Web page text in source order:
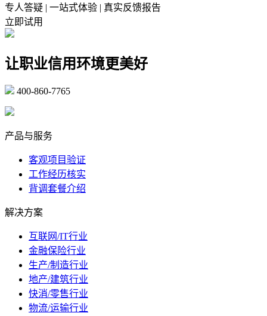
专人答疑 | 一站式体验 | 真实反馈报告
立即试用
让职业信用环境更美好
400-860-7765
产品与服务
客观项目验证
工作经历核实
背调套餐介绍
解决方案
互联网/IT行业
金融保险行业
生产/制造行业
地产/建筑行业
快消/零售行业
物流/运输行业